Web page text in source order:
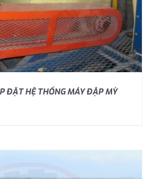
ĐẶT HỆ THỐNG MÁY ĐẬP MỲ